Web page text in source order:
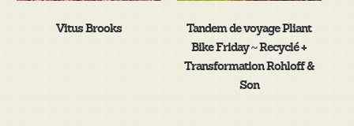
Vitus Brooks
Tandem de voyage Pliant
Bike Friday ~ Recyclé +
Transformation Rohloff &
Son